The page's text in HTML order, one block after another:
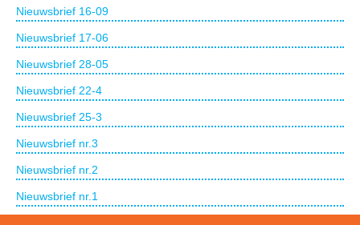
Nieuwsbrief 16-09
Nieuwsbrief 17-06
Nieuwsbrief 28-05
Nieuwsbrief 22-4
Nieuwsbrief 25-3
Nieuwsbrief nr.3
Nieuwsbrief nr.2
Nieuwsbrief nr.1